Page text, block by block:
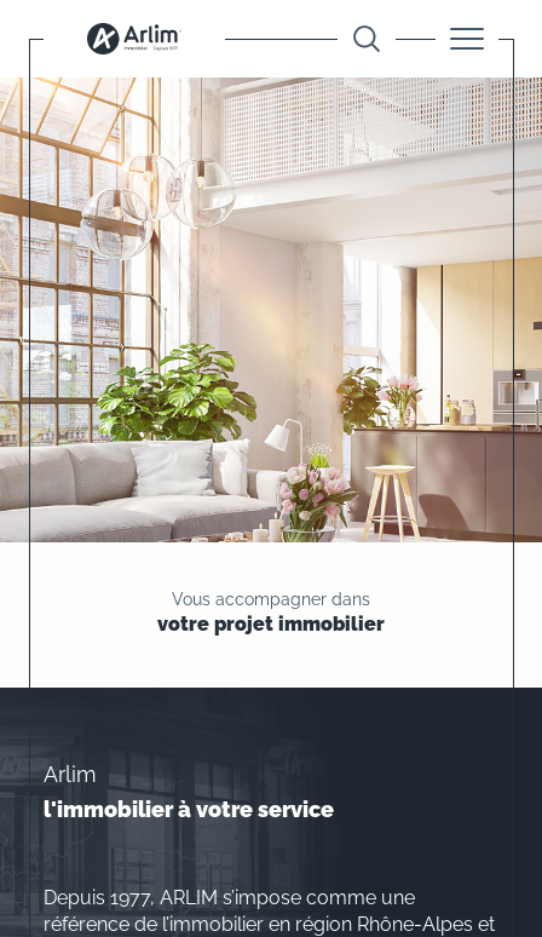
Vous accompagner dans
votre projet immobilier
Arlim
l'immobilier à votre service
Depuis 1977, ARLIM s’impose comme une
référence de l’immobilier en région Rhône-Alpes et